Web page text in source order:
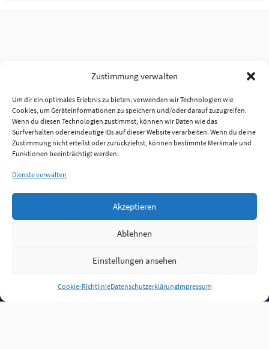
Zustimmung verwalten
Um dir ein optimales Erlebnis zu bieten, verwenden wir Technologien wie
Cookies, um Geräteinformationen zu speichern und/oder darauf zuzugreifen.
Wenn du diesen Technologien zustimmst, können wir Daten wie das
Surfverhalten oder eindeutige IDs auf dieser Website verarbeiten. Wenn du deine
Zustimmung nicht erteilst oder zurückziehst, können bestimmte Merkmale und
Funktionen beeinträchtigt werden.
Dienste verwalten
Akzeptieren
Ablehnen
Einstellungen ansehen
Cookie-RichtlinieDatenschutzerklärungImpressum
Anmelden
Jobs Partner FAQ Quellen